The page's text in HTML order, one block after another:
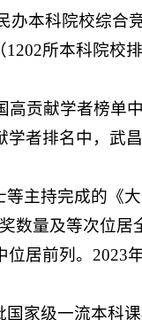
本科院校综合
所本科院校
高贡献学者榜单
者排名中，武
等主持完成的《
数量及等次位
居前列。2023
家级一流本科